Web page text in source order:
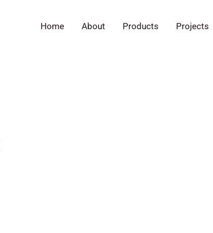
Home About Products Projects